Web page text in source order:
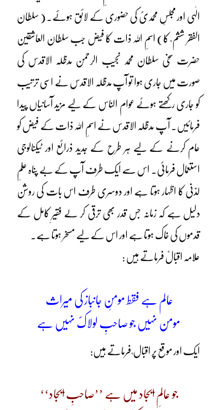
الٰہی اور مجلسِ محمدیؐ کی حضوری کے لائق ہوئے۔ ( سلطان
الفقر ششم ؒ کا) اسمِ اللہ ذات کا فیض جب سلطان العاشقین
حضرت سخی سلطان محمد نجیب الرحمن مدظلہ الاقدس کی
صورت میں جاری ہوا تو آپ مدظلہ الاقدس نے اسی ترتیب
کو جاری رکھتے ہوئے عوام الناس کے لیے مزید آسانیاں پیدا
فرمائیں۔ آپ مدظلہ الاقدس نے اسمِ اللہ ذات کے فیض کو
عام کرنے کے لیے ہر طرح کے جدید ذرائع اور ٹیکنالوجی
استعمال فرمائی۔ اس سے ایک طرف آپ کے بے پناہ علمِ
لدّنی کا اظہار ہوتا ہے اور دوسری طرف اس بات کی روشن
دلیل ہے کہ زمانہ جس قدر بھی ترقی کر لے فقیرِ کامل کے
قدموں کی خاک ہوتا ہے اور اس کے لیے مسخر ہوتا ہے۔
علامہ اقبالؒ فرماتے ہیں :
عالم ہے فقط مومنِ جانباز کی میراث
مومن نہیں جو صاحبِ لولاکؐ نہیں ہے
ایک اور موقع پر اقبال ؒ فرماتے ہیں:
جو عالمِ ایجاد میں ہے ’’صاحبِ ایجاد‘‘